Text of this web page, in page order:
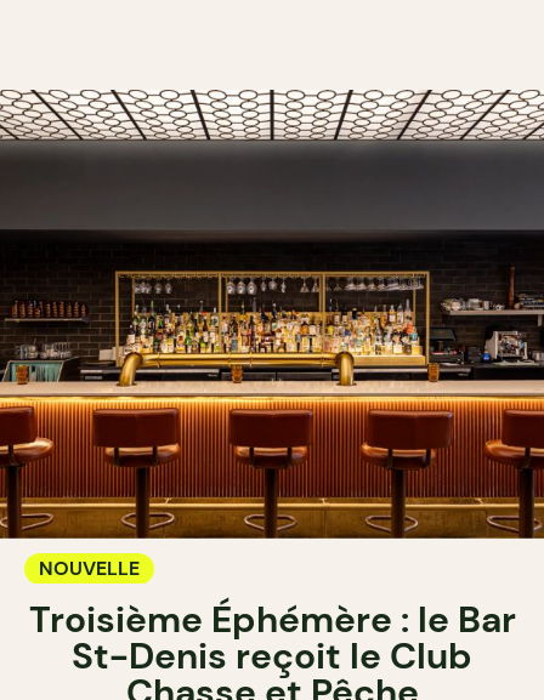
NOUVELLE
Troisième Éphémère : le Bar
St-Denis reçoit le Club